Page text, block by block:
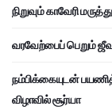
நிறுவும் காவேரி
வரவேற்பைப் பெறும்
நம்பிக்கையுடன்
விழாவில் சூர்யா